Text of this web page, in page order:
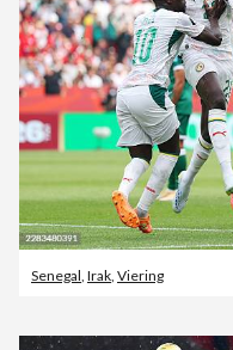
Senegal Irak Viering